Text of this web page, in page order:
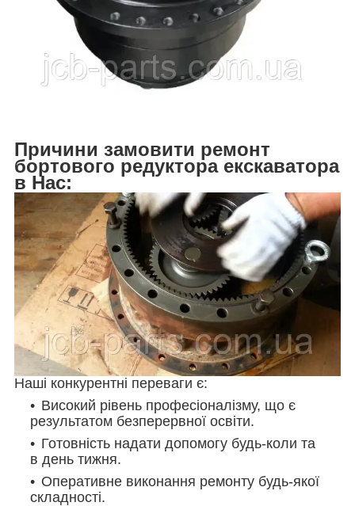
Причини замовити ремонт
бортового редуктора екскаватора
в Нас:
Наші конкурентні переваги є:
Високий рівень професіоналізму, що є
результатом безперервної освіти.
Готовність надати допомогу будь-коли та
в день тижня.
Оперативне виконання ремонту будь-якої
складності.